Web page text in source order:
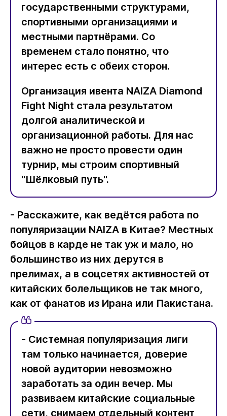
государственными структурами,
спортивными организациями и
местными партнёрами. Со
временем стало понятно, что
интерес есть с обеих сторон.
Организация ивента NAIZA Diamond
Fight Night стала результатом
долгой аналитической и
организационной работы. Для нас
важно не просто провести один
турнир, мы строим спортивный
"Шёлковый путь".
- Расскажите, как ведётся работа по
популяризации NAIZA в Китае? Местных
бойцов в карде не так уж и мало, но
большинство из них дерутся в
прелимах, а в соцсетях активностей от
китайских болельщиков не так много,
как от фанатов из Ирана или Пакистана.
- Cистемная популяризация лиги
там только начинается, доверие
новой аудитории невозможно
заработать за один вечер. Мы
развиваем китайские социальные
сети, снимаем отдельный контент